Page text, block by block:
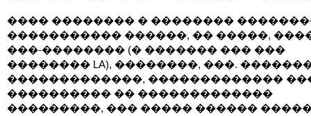
���� �������� � ��������
����������� ������, �� �����,
���-�������� (� ������� ��� ���
�������� LA), ��������, ���.
�������������, �������������
���������� �� �������������
���������, ��� ����� ������